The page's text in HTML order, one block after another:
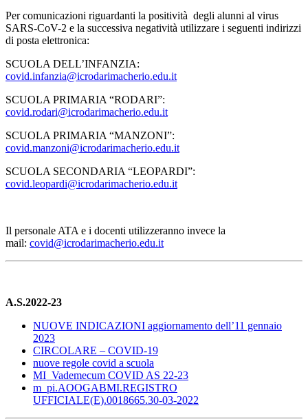
Per comunicazioni riguardanti la positività degli alunni al virus
SARS-CoV-2 e la successiva negatività utilizzare i seguenti indirizzi
di posta elettronica:
SCUOLA DELL’INFANZIA:
covid.infanzia@icrodarimacherio.edu.it
SCUOLA PRIMARIA “RODARI”:
covid.rodari@icrodarimacherio.edu.it
SCUOLA PRIMARIA “MANZONI”:
covid.manzoni@icrodarimacherio.edu.it
SCUOLA SECONDARIA “LEOPARDI”:
covid.leopardi@icrodarimacherio.edu.it
Il personale ATA e i docenti utilizzeranno invece la
mail: covid@icrodarimacherio.edu.it
A.S.2022-23
NUOVE INDICAZIONI aggiornamento dell’11 gennaio
2023
CIRCOLARE – COVID-19
nuove regole covid a scuola
MI_Vademecum COVID AS 22-23
m_pi.AOOGABMI.REGISTRO
UFFICIALE(E).0018665.30-03-2022